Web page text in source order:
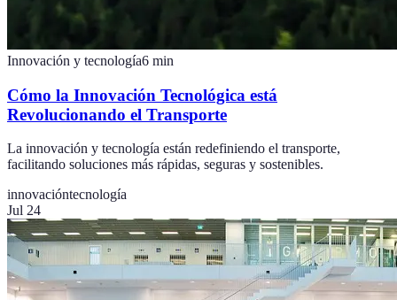
Innovación y tecnología6 min
Cómo la Innovación Tecnológica está
Revolucionando el Transporte
La innovación y tecnología están redefiniendo el transporte,
facilitando soluciones más rápidas, seguras y sostenibles.
innovacióntecnología
Jul 24